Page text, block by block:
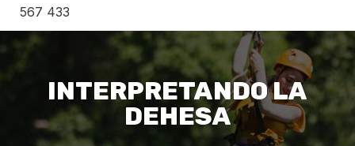
567 433
INTERPRETANDO LA
DEHESA